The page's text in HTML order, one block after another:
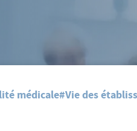
médicale#Vie des